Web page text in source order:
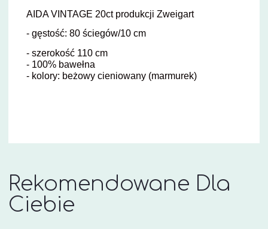
AIDA VINTAGE 20ct produkcji Zweigart
- gęstość: 80 ściegów/10 cm
- szerokość 110 cm
- 100% bawełna
- kolory: beżowy cieniowany (marmurek)
Rekomendowane Dla
Ciebie